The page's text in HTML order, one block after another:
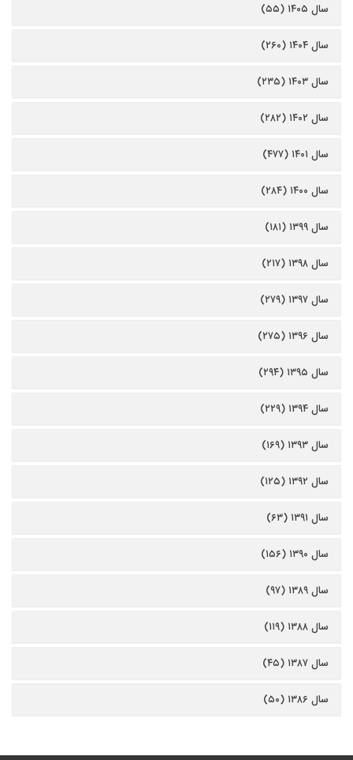
سال ۱۴۰۵ (۵۵)
سال ۱۴۰۴ (۲۶۰)
سال ۱۴۰۳ (۲۳۵)
سال ۱۴۰۲ (۲۸۲)
سال ۱۴۰۱ (۴۷۷)
سال ۱۴۰۰ (۲۸۴)
سال ۱۳۹۹ (۱۸۱)
سال ۱۳۹۸ (۲۱۷)
سال ۱۳۹۷ (۲۷۹)
سال ۱۳۹۶ (۲۷۵)
سال ۱۳۹۵ (۲۹۴)
سال ۱۳۹۴ (۲۲۹)
سال ۱۳۹۳ (۱۶۹)
سال ۱۳۹۲ (۱۲۵)
سال ۱۳۹۱ (۶۳)
سال ۱۳۹۰ (۱۵۶)
سال ۱۳۸۹ (۹۷)
سال ۱۳۸۸ (۱۱۹)
سال ۱۳۸۷ (۴۵)
سال ۱۳۸۶ (۵۰)